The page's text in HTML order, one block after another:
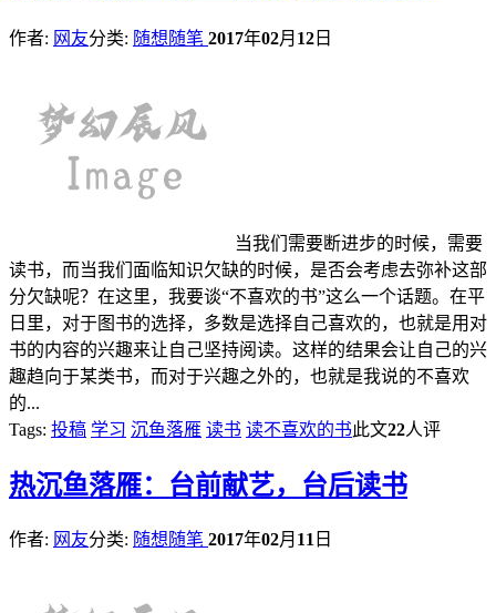
作者: 网友分类: 随想随笔 2017年02月 12 日
当我们需要断进步的时候，需要
读书，而当我们面临知识欠缺的时候，是否会考虑去弥补这部
分欠缺呢？在这里，我要谈“不喜欢的书”这么一个话题。在平
日里，对于图书的选择，多数是选择自己喜欢的，也就是用对
书的内容的兴趣来让自己坚持阅读。这样的结果会让自己的兴
趣趋向于某类书，而对于兴趣之外的，也就是我说的不喜欢
的...
Tags: 投稿 学习 沉鱼落雁 读书 读不喜欢的书此文22人评
热沉鱼落雁：台前献艺，台后读书
作者: 网友分类: 随想随笔 2017年02月 11 日